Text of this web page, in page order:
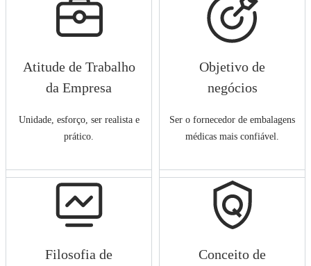
Atitude de Trabalho
da Empresa
Unidade, esforço, ser realista e
prático.
Objetivo de
negócios
Ser o fornecedor de embalagens
médicas mais confiável.
Filosofia de
Conceito de